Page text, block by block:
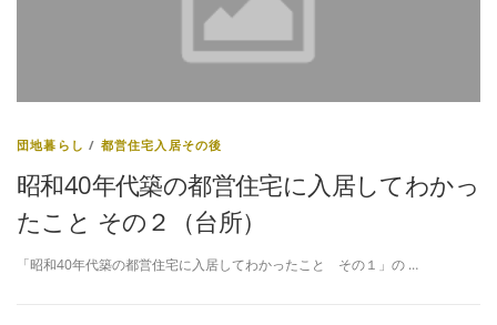
団地暮らし / 都営住宅入居その後
昭和40年代築の都営住宅に入居してわかっ
たこと その２（台所）
「昭和40年代築の都営住宅に入居してわかったこと その１」の …